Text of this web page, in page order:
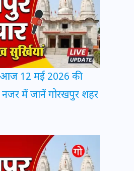
आज 12 मई 2026 की
नजर में जानें गोरखपुर शहर